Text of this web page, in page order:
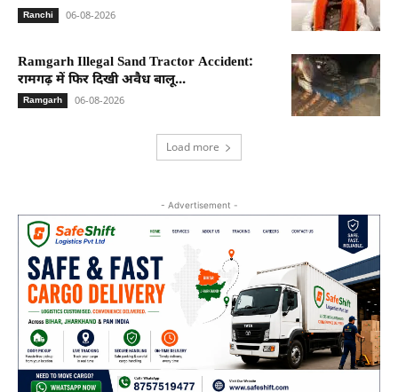
Ranchi 06-08-2026
Ramgarh Illegal Sand Tractor Accident:
रामगढ़ में फिर दिखी अवैध बालू...
Ramgarh 06-08-2026
Load more
- Advertisement -